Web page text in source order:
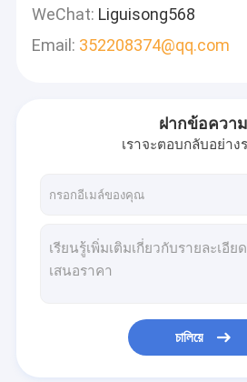
WeChat: Liguisong568
Email: 352208374@qq.com
ฝากข้อความ
เราจะตอบกลับอย่าง
চালিয়ে